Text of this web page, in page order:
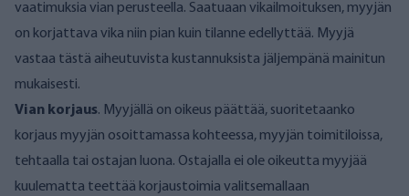
vaatimuksia vian perusteella. Saatuaan vikailmoituksen, myyjän
on korjattava vika niin pian kuin tilanne edellyttää. Myyjä
vastaa tästä aiheutuvista kustannuksista jäljempänä mainitun
mukaisesti.
Vian korjaus. Myyjällä on oikeus päättää, suoritetaanko
korjaus myyjän osoittamassa kohteessa, myyjän toimitiloissa,
tehtaalla tai ostajan luona. Ostajalla ei ole oikeutta myyjää
kuulematta teettää korjaustoimia valitsemallaan